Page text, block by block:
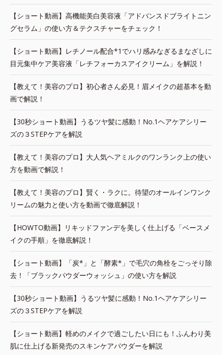
【ショート動画】高機能美白美容液「アドバンスドブライトニン
グセラム」の使い方＆テクスチャーをチェック！
【ショート動画】レチノール配合*1でハリ感みなぎるまなざしに
目元集中ケア美容液「レチフォーカスアイクリーム」を解説！
【教えて！美容のプロ】初心者さん必見！眉メイクの超基本を動
画で解説！
【30秒ショート動画】うるツヤ髪に感動！No.1ヘアケアシリー
ズの３STEPケアを解説
【教えて！美容のプロ】大人気ヘアミルクのワンランク上の使い
方を動画で解説！
【教えて！美容のプロ】賢く・ラクに。待望のオールインワンク
リームの魅力と使い方を動画で徹底解説！
【HOWTO動画】リキッドファンデを美しく仕上げる「ベースメ
イクの手順」を徹底解説！
【ショート動画】「炭*」と「酵素*」で毛穴の角栓をごっそり除
去！「ブラックパウダーウォッシュ」の使い方を解説
【30秒ショート動画】うるツヤ髪に感動！No.1ヘアケアシリー
ズの３STEPケアを解説
【ショート動画】軽めのメイクで過ごしたい日にも！ふんわり美
肌に仕上げる新発売のスキンケアパウダーを解説